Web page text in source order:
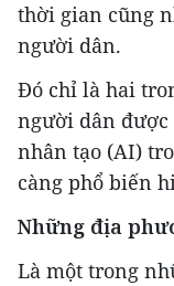
thời gian cũng
người dân.
Đó chỉ là hai
người dân
nhân tạo (AI)
càng phổ biến
Những địa
Là một trong